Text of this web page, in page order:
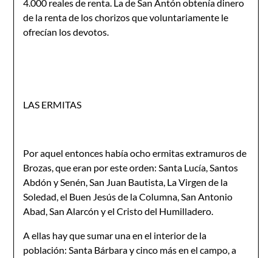
4.000 reales de renta. La de San Antón obtenía dinero
de la renta de los chorizos que voluntariamente le
ofrecían los devotos.
LAS ERMITAS
Por aquel entonces había ocho ermitas extramuros de
Brozas, que eran por este orden: Santa Lucía, Santos
Abdón y Senén, San Juan Bau­tista, La Virgen de la
Soledad, el Buen Jesús de la Columna, San Antonio
Abad, San Alarcón y el Cristo del Humilladero.
A ellas hay que sumar una en el interior de la
población: San­ta Bárbara y cinco más en el campo, a